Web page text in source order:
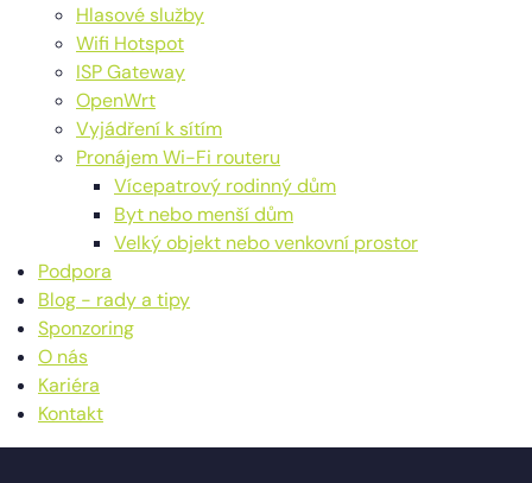
Hlasové služby
Wifi Hotspot
ISP Gateway
OpenWrt
Vyjádření k sítím
Pronájem Wi-Fi routeru
Vícepatrový rodinný dům
Byt nebo menší dům
Velký objekt nebo venkovní prostor
Podpora
Blog - rady a tipy
Sponzoring
O nás
Kariéra
Kontakt